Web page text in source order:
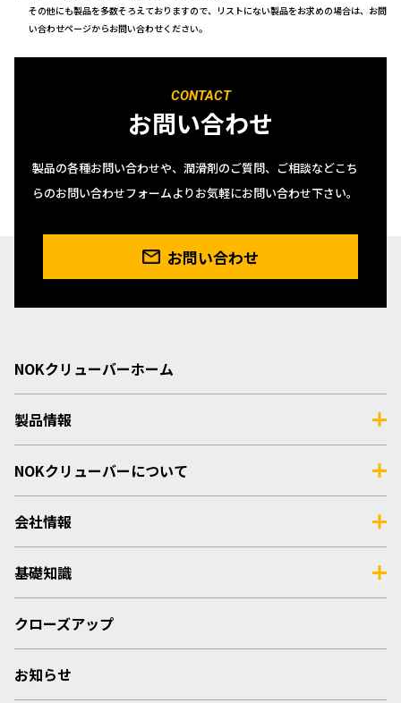
その他にも製品を多数そろえておりますので、リストにない製品をお求めの場合は、お問
い合わせページからお問い合わせください。
CONTACT
お問い合わせ
製品の各種お問い合わせや、潤滑剤のご質問、ご相談などこち
らのお問い合わせフォームよりお気軽にお問い合わせ下さい。
お問い合わせ
NOKクリューバーホーム
製品情報
NOKクリューバーについて
会社情報
基礎知識
クローズアップ
お知らせ